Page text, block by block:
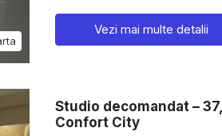
Vezi mai multe detalii
Studio decomandat –
Confort City